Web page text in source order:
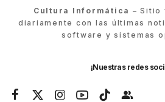
Cultura Informática – Sitio
diariamente con las últimas
software y sistemas
¡Nuestras redes